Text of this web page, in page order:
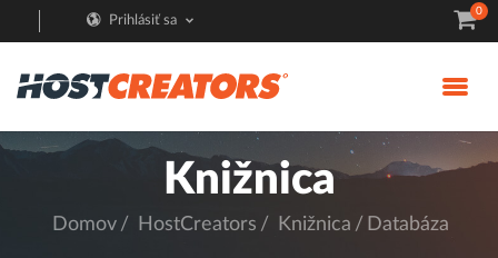
Prihlásiť sa
0
Knižnica
Domov HostCreators Knižnica Databáza